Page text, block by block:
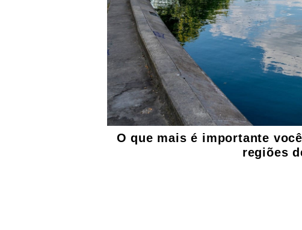
O que mais é importante
regiões